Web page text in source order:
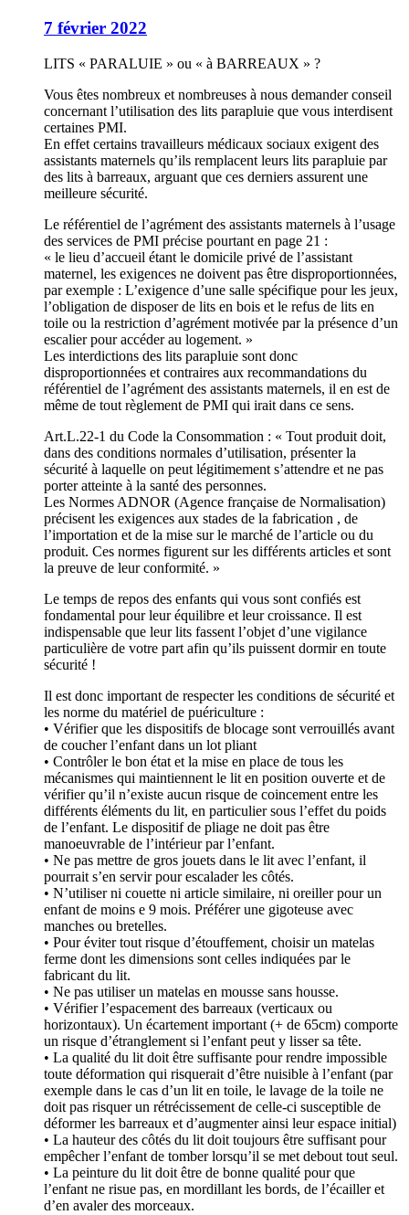
7 février 2022
LITS « PARALUIE » ou « à BARREAUX » ?
Vous êtes nombreux et nombreuses à nous demander conseil
concernant l’utilisation des lits parapluie que vous interdisent
certaines PMI.
En effet certains travailleurs médicaux sociaux exigent des
assistants maternels qu’ils remplacent leurs lits parapluie par
des lits à barreaux, arguant que ces derniers assurent une
meilleure sécurité.
Le référentiel de l’agrément des assistants maternels à l’usage
des services de PMI précise pourtant en page 21 :
« le lieu d’accueil étant le domicile privé de l’assistant
maternel, les exigences ne doivent pas être disproportionnées,
par exemple : L’exigence d’une salle spécifique pour les jeux,
l’obligation de disposer de lits en bois et le refus de lits en
toile ou la restriction d’agrément motivée par la présence d’un
escalier pour accéder au logement. »
Les interdictions des lits parapluie sont donc
disproportionnées et contraires aux recommandations du
référentiel de l’agrément des assistants maternels, il en est de
même de tout règlement de PMI qui irait dans ce sens.
Art.L.22-1 du Code la Consommation : « Tout produit doit,
dans des conditions normales d’utilisation, présenter la
sécurité à laquelle on peut légitimement s’attendre et ne pas
porter atteinte à la santé des personnes.
Les Normes ADNOR (Agence française de Normalisation)
précisent les exigences aux stades de la fabrication , de
l’importation et de la mise sur le marché de l’article ou du
produit. Ces normes figurent sur les différents articles et sont
la preuve de leur conformité. »
Le temps de repos des enfants qui vous sont confiés est
fondamental pour leur équilibre et leur croissance. Il est
indispensable que leur lits fassent l’objet d’une vigilance
particulière de votre part afin qu’ils puissent dormir en toute
sécurité !
Il est donc important de respecter les conditions de sécurité et
les norme du matériel de puériculture :
• Vérifier que les dispositifs de blocage sont verrouillés avant
de coucher l’enfant dans un lot pliant
• Contrôler le bon état et la mise en place de tous les
mécanismes qui maintiennent le lit en position ouverte et de
vérifier qu’il n’existe aucun risque de coincement entre les
différents éléments du lit, en particulier sous l’effet du poids
de l’enfant. Le dispositif de pliage ne doit pas être
manoeuvrable de l’intérieur par l’enfant.
• Ne pas mettre de gros jouets dans le lit avec l’enfant, il
pourrait s’en servir pour escalader les côtés.
• N’utiliser ni couette ni article similaire, ni oreiller pour un
enfant de moins e 9 mois. Préférer une gigoteuse avec
manches ou bretelles.
• Pour éviter tout risque d’étouffement, choisir un matelas
ferme dont les dimensions sont celles indiquées par le
fabricant du lit.
• Ne pas utiliser un matelas en mousse sans housse.
• Vérifier l’espacement des barreaux (verticaux ou
horizontaux). Un écartement important (+ de 65cm) comporte
un risque d’étranglement si l’enfant peut y lisser sa tête.
• La qualité du lit doit être suffisante pour rendre impossible
toute déformation qui risquerait d’être nuisible à l’enfant (par
exemple dans le cas d’un lit en toile, le lavage de la toile ne
doit pas risquer un rétrécissement de celle-ci susceptible de
déformer les barreaux et d’augmenter ainsi leur espace initial)
• La hauteur des côtés du lit doit toujours être suffisant pour
empêcher l’enfant de tomber lorsqu’il se met debout tout seul.
• La peinture du lit doit être de bonne qualité pour que
l’enfant ne risue pas, en mordillant les bords, de l’écailler et
d’en avaler des morceaux.